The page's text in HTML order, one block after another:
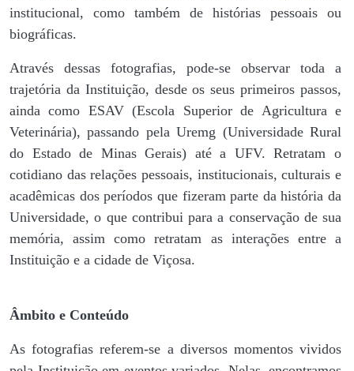
institucional, como também de histórias pessoais ou
biográficas.
Através dessas fotografias, pode-se observar toda a
trajetória da Instituição, desde os seus primeiros passos,
ainda como ESAV (Escola Superior de Agricultura e
Veterinária), passando pela Uremg (Universidade Rural
do Estado de Minas Gerais) até a UFV. Retratam o
cotidiano das relações pessoais, institucionais, culturais e
acadêmicas dos períodos que fizeram parte da história da
Universidade, o que contribui para a conservação de sua
memória, assim como retratam as interações entre a
Instituição e a cidade de Viçosa.
Âmbito e Conteúdo
As fotografias referem-se a diversos momentos vividos